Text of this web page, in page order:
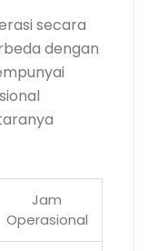
secara
dengan
Jam
Operasional